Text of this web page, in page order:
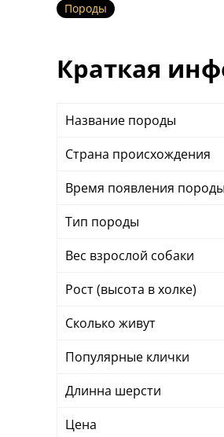
Породы
Краткая
Название породы
Страна происхождения
Время появления породы
Тип породы
Вес взрослой собаки
Рост (высота в холке)
Сколько живут
Популярные клички
Длинна шерсти
Цена